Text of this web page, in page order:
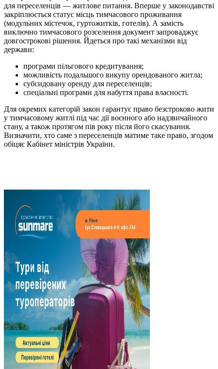
для переселенців — житлове питання. Вперше у законодавстві
закріплюється статус місць тимчасового проживання
(модульних містечок, гуртожитків, готелів). А замість
виключно тимчасового розселення документ запроваджує
довгострокові рішення. Йдеться про такі механізми від
держави:
програми пільгового кредитування;
можливість подальшого викупу орендованого житла;
субсидовану оренду для переселенців;
спеціальні програми для набуття права власності.
Для окремих категорій закон гарантує право безстроково жити
у тимчасовому житлі під час дії воєнного або надзвичайного
стану, а також протягом пів року після його скасування.
Визначити, хто саме з переселенців матиме таке право, згодом
обіцяє Кабінет міністрів України.